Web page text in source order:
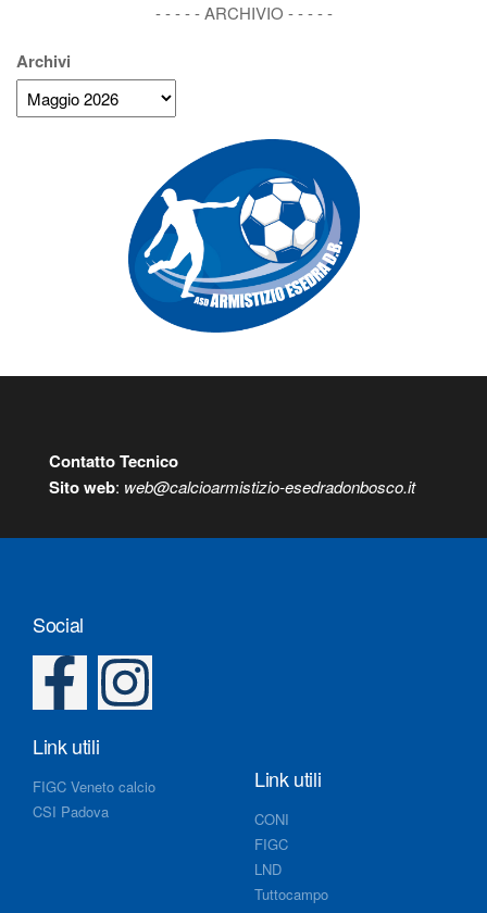
- - - - - ARCHIVIO - - - - -
Archivi
Contatto Tecnico
Sito web: web@calcioarmistizio-esedradonbosco.it
Social
Link utili
FIGC Veneto calcio
CSI Padova
Link utili
CONI
FIGC
LND
Tuttocampo